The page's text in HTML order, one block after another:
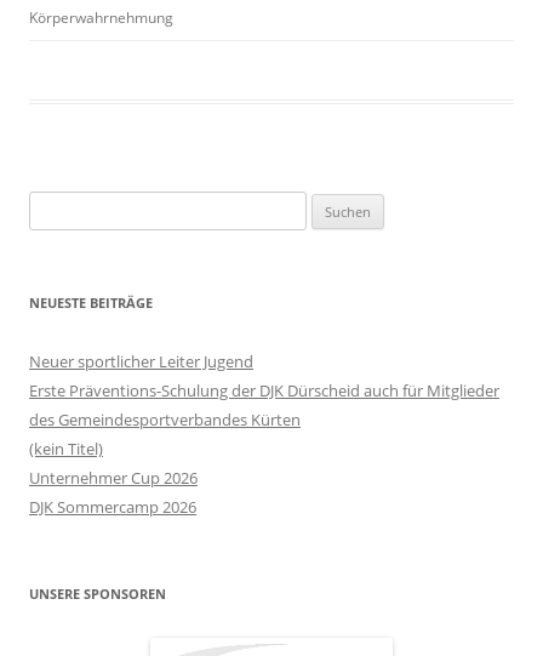
Körperwahrnehmung
nach:
NEUESTE BEITRÄGE
Neuer sportlicher Leiter Jugend
Erste Präventions-Schulung der DJK Dürscheid auch für Mitglieder
des Gemeindesportverbandes Kürten
(kein Titel)
Unternehmer Cup 2026
DJK Sommercamp 2026
UNSERE SPONSOREN